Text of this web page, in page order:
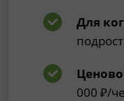
Для
000 ₽/